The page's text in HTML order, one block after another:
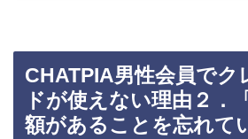
CHATPIA男性会員でク
ドが使えない理由２．
額があることを忘れて